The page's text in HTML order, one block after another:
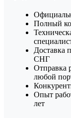
Полный
Доставка
СНГ
Отправка
любой
Опыт
лет